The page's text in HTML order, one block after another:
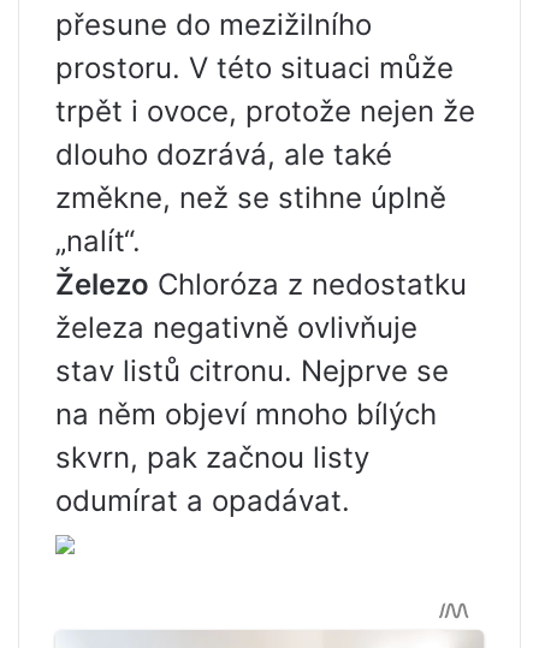
přesune do mezižilního
prostoru. V této situaci může
trpět i ovoce, protože nejen že
dlouho dozrává, ale také
změkne, než se stihne úplně
„nalít“.
Železo Chloróza z nedostatku
železa negativně ovlivňuje
stav listů citronu. Nejprve se
na něm objeví mnoho bílých
skvrn, pak začnou listy
odumírat a opadávat.